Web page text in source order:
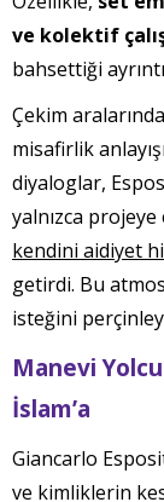
ve kolektif
bahsettiği
Çekim
misafirlik
diyaloglar,
yalnızca
kendini aidiyet
getirdi. Bu
isteğini
Manevi
İslam’a
Giancarlo
ve kimliklerin